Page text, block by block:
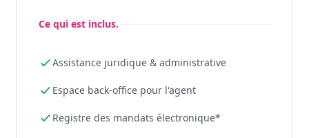
Ce qui est inclus.
Assistance juridique & administrative
Espace back-office pour l'agent
Registre des mandats électronique*